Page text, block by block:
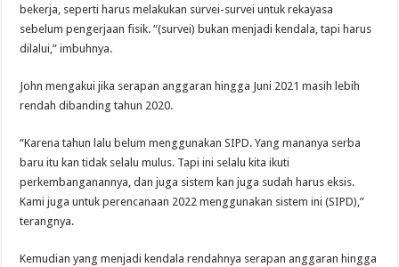
bekerja, seperti harus melakukan survei-survei untuk rekayasa
sebelum pengerjaan fisik. “(survei) bukan menjadi kendala, tapi harus
dilalui,” imbuhnya.
John mengakui jika serapan anggaran hingga Juni 2021 masih lebih
rendah dibanding tahun 2020.
“Karena tahun lalu belum menggunakan SIPD. Yang mananya serba
baru itu kan tidak selalu mulus. Tapi ini selalu kita ikuti
perkembanganannya, dan juga sistem kan juga sudah harus eksis.
Kami juga untuk perencanaan 2022 menggunakan sistem ini (SIPD),”
terangnya.
Kemudian yang menjadi kendala rendahnya serapan anggaran hingga